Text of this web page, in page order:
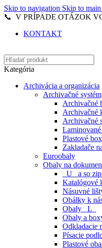
Skip to navigation Skip to
📞 V PRÍPADE OTÁZOK
KONTAKT
Kategória
Archivácia a organizácia
Archivačné
Archivačné
Archivačné
Archivačné
Plastové
Zakladače
Euroobaly
Obaly na
_U_ a so
Katalógové
Násuvné
Obálky k
Obaly _L_
Obaly a
Odkladacie
Písacie
Plastové